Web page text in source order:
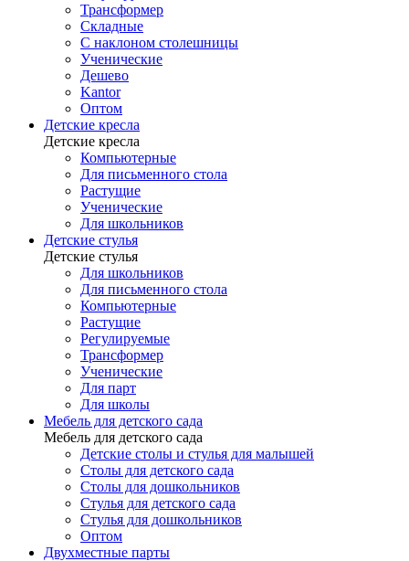
Трансформер
Складные
С наклоном столешницы
Ученические
Дешево
Kantor
Оптом
Детские кресла
Детские кресла
Компьютерные
Для письменного стола
Растущие
Ученические
Для школьников
Детские стулья
Детские стулья
Для школьников
Для письменного стола
Компьютерные
Растущие
Регулируемые
Трансформер
Ученические
Для парт
Для школы
Мебель для детского сада
Мебель для детского сада
Детские столы и стулья для малышей
Столы для детского сада
Столы для дошкольников
Стулья для детского сада
Стулья для дошкольников
Оптом
Двухместные парты